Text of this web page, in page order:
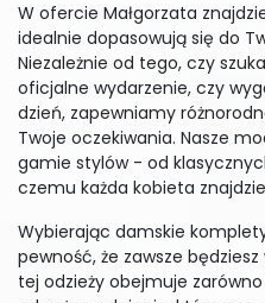
W ofercie Małgorzata
idealnie dopasowują się do
Niezależnie od tego, czy
oficjalne wydarzenie, czy
dzień, zapewniamy
Twoje oczekiwania. Nasze
gamie stylów - od
czemu każda kobieta
Wybierając damskie
pewność, że zawsze
tej odzieży obejmuje